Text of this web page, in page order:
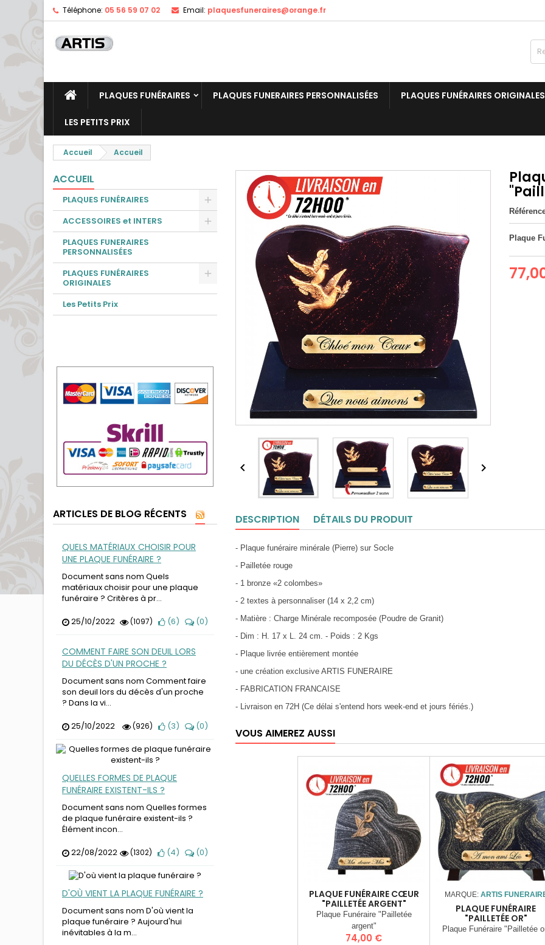
Téléphone: 05 56 59 07 02 Email: plaquesfuneraires@orange.fr
PLAQUES FUNÉRAIRES PLAQUES FUNERAIRES PERSONNALISÉES PLAQUES FUNÉRAIRES ORIGINALES
LES PETITS PRIX
Accueil Accueil
ACCUEIL
PLAQUES FUNÉRAIRES
ACCESSOIRES et INTERS
PLAQUES FUNERAIRES
PERSONNALISÉES
PLAQUES FUNÉRAIRES
ORIGINALES
Les Petits Prix
ARTICLES DE BLOG RÉCENTS
QUELS MATÉRIAUX CHOISIR POUR
UNE PLAQUE FUNÉRAIRE ?
Document sans nom Quels
matériaux choisir pour une plaque
funéraire ? Critères à pr...
25/10/2022
(1097) (6) (0)
COMMENT FAIRE SON DEUIL LORS
DU DÉCÈS D'UN PROCHE ?
Document sans nom Comment faire
son deuil lors du décès d'un proche
? Dans la vi...
25/10/2022
(926) (3) (0)
QUELLES FORMES DE PLAQUE
FUNÉRAIRE EXISTENT-ILS ?
Document sans nom Quelles formes
de plaque funéraire existent-ils ?
Élément incon...
22/08/2022
(1302) (4) (0)
D'OÙ VIENT LA PLAQUE FUNÉRAIRE ?
Document sans nom D'où vient la
plaque funéraire ? Aujourd'hui
inévitables à la m...
 
Plaque
DESCRIPTION DÉTAILS DU PRODUIT
- Plaque funéraire minérale (Pierre) sur Socle
- Pailletée rouge
- 1 bronze «2 colombes»
- 2 textes à personnaliser (14 x 2,2 cm)
- Matière : Charge Minérale recomposée (Poudre de Granit)
- Dim : H. 17 x L. 24 cm. - Poids : 2 Kgs
- Plaque livrée entièrement montée
- une création exclusive ARTIS FUNERAIRE
- FABRICATION FRANCAISE
- Livraison en 72H (Ce délai s'entend hors week-end et jours fériés.)
VOUS AIMEREZ AUSSI
PLAQUE FUNÉRAIRE CŒUR
"PAILLETÉE ARGENT"
Plaque Funéraire "Pailletée
argent"
Prix
74,00 €
MARQUE: ARTIS
PLAQUE FUNÉRAIRE
"PAILLETÉE OR"
Plaque Funéraire "Pailletée